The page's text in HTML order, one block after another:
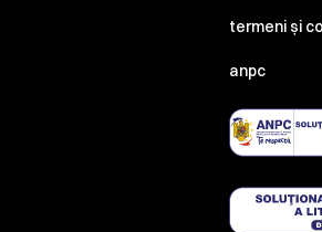
termeni și
anpc